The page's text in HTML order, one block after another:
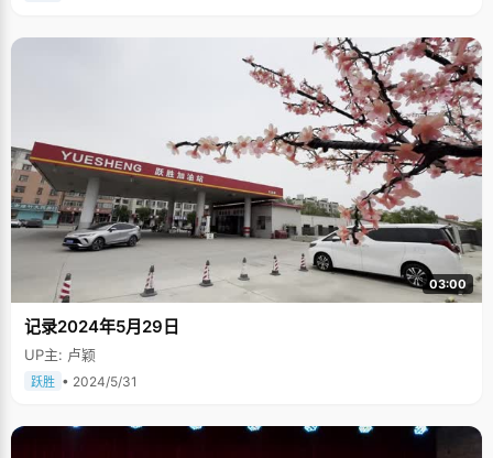
03:00
记录2024年5月29日
UP主: 卢颖
跃胜 • 2024/5/31